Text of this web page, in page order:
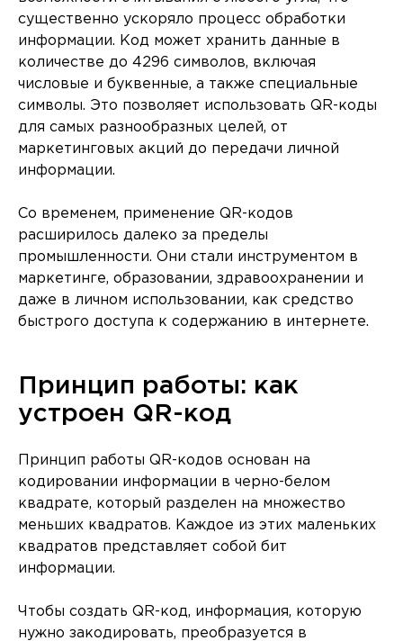
существенно ускоряло процесс обработки
информации. Код может хранить данные в
количестве до 4296 символов, включая
числовые и буквенные, а также специальные
символы. Это позволяет использовать QR-коды
для самых разнообразных целей, от
маркетинговых акций до передачи личной
информации.
Со временем, применение QR-кодов
расширилось далеко за пределы
промышленности. Они стали инструментом в
маркетинге, образовании, здравоохранении и
даже в личном использовании, как средство
быстрого доступа к содержанию в интернете.
Принцип работы: как
устроен QR-код
Принцип работы QR-кодов основан на
кодировании информации в черно-белом
квадрате, который разделен на множество
меньших квадратов. Каждое из этих маленьких
квадратов представляет собой бит
информации.
Чтобы создать QR-код, информация, которую
нужно закодировать, преобразуется в